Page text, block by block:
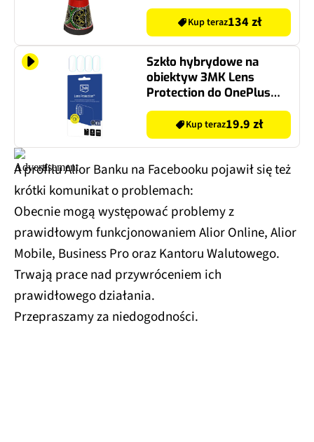
Kup teraz134 zł
Szkło hybrydowe na
obiektyw 3MK Lens
Protection do OnePlus
15R
Kup teraz19.9 zł
A profilu Alior Banku na Facebooku pojawił się też
krótki komunikat o problemach:
Obecnie mogą występować problemy z
prawidłowym funkcjonowaniem Alior Online, Alior
Mobile, Business Pro oraz Kantoru Walutowego.
Trwają prace nad przywróceniem ich
prawidłowego działania.
Przepraszamy za niedogodności.